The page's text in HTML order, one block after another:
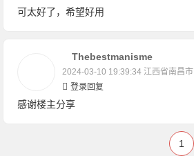
可太好了，希望好用
Thebestmanisme
2024-03-10 19:39:34 江西省南昌市
登录回复
感谢楼主分享
1